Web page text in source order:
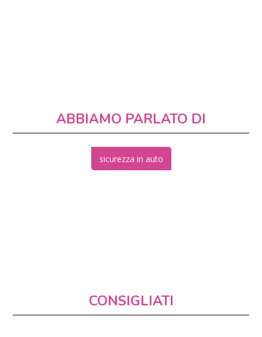
ABBIAMO PARLATO DI
sicurezza in auto
CONSIGLIATI